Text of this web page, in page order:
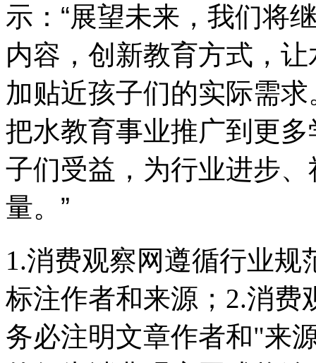
示：“展望未来，我们将
内容，创新教育方式，
加贴近孩子们的实际需
把水教育事业推广到更
子们受益，为行业进步
量。”
1.消费观察网遵循行业
标注作者和来源；2.消费
务必注明文章作者和"来